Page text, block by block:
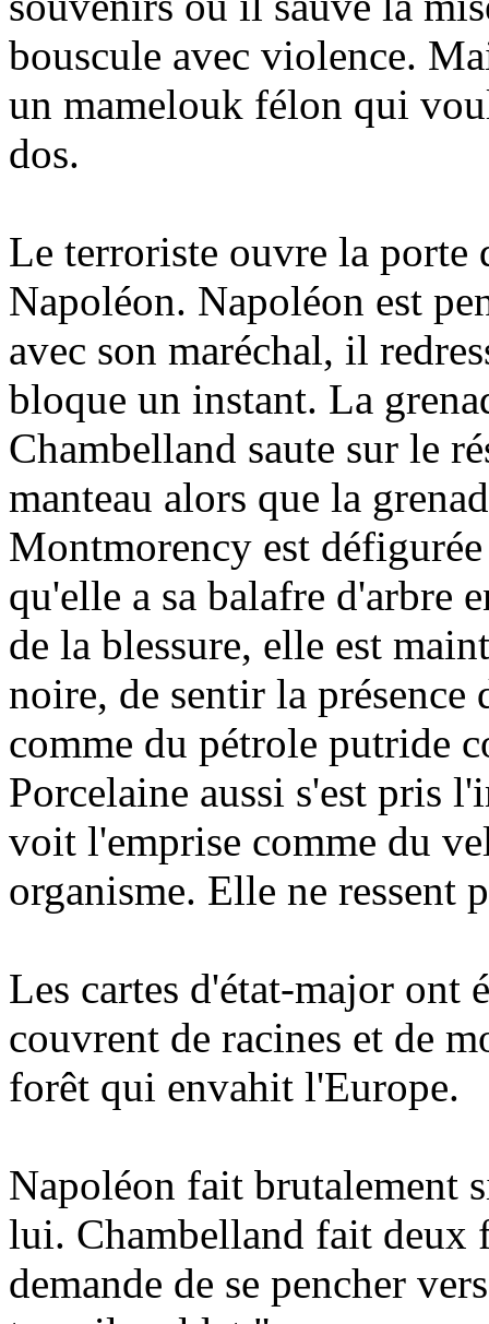
bouscule avec violence.
un mamelouk félon qui
dos.
Le terroriste ouvre la porte
Napoléon. Napoléon est
avec son maréchal, il
bloque un instant. La
Chambelland saute sur le
manteau alors que la
Montmorency est
qu'elle a sa balafre d'arbre
de la blessure, elle est
noire, de sentir la
comme du pétrole putride
Porcelaine aussi s'est pris
voit l'emprise comme du
organisme. Elle ne ressent
Les cartes d'état-major ont
couvrent de racines et de
forêt qui envahit l'Europe.
Napoléon fait brutalement
lui. Chambelland fait deux
demande de se pencher